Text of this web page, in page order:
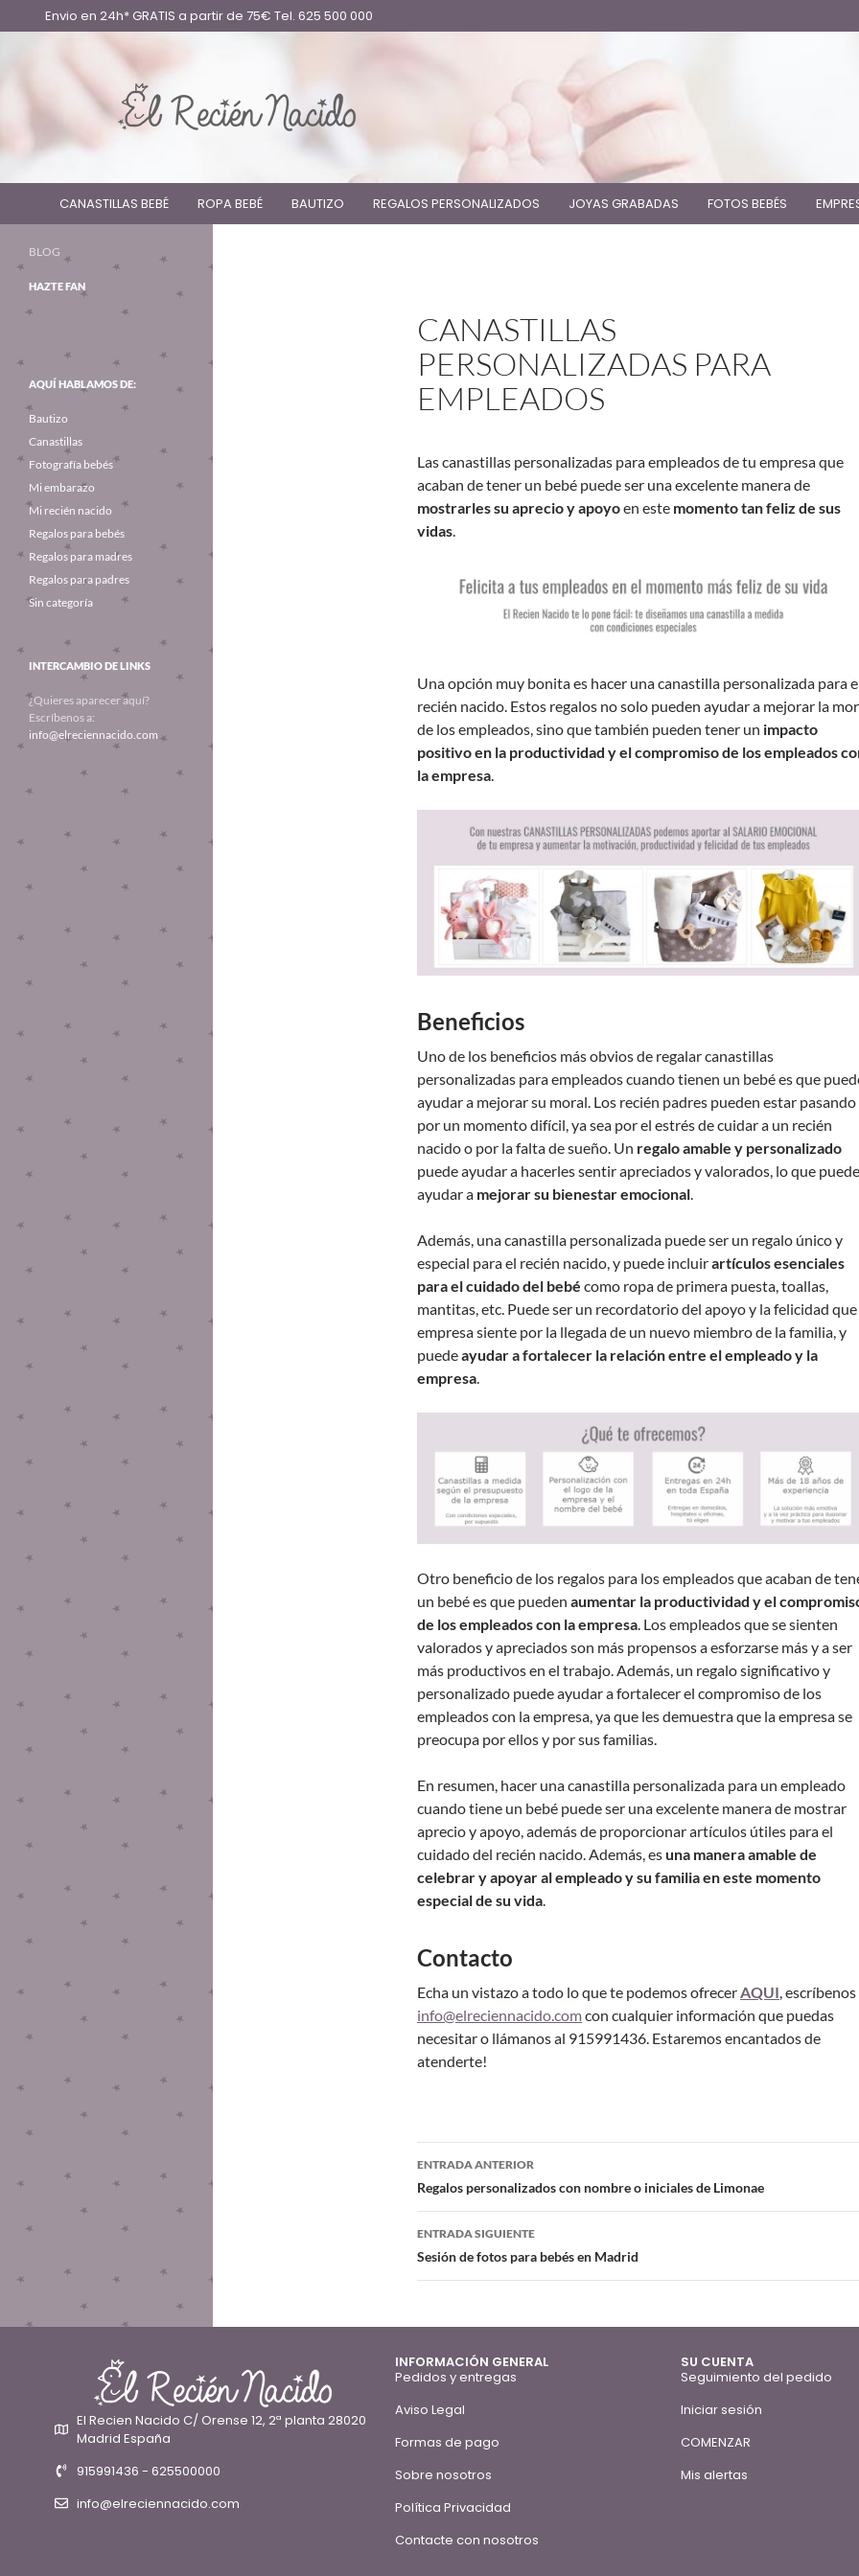
Envio en 24h* GRATIS a partir de 75€ Tel. 625 500 000
CANASTILLAS BEBÉ ROPA BEBÉ BAUTIZO REGALOS PERSONALIZADOS JOYAS GRABADAS FOTOS BEBÉS
CANASTILLAS
PERSONALIZADAS PARA
EMPLEADOS
Las canastillas personalizadas para empleados de tu empresa que
acaban de tener un bebé puede ser una excelente manera de
mostrarles su aprecio y apoyoen este momento tan feliz de sus
vidas.
Una opción muy bonita es hacer una canastilla personalizada para
recién nacido. Estos regalos no solo pueden ayudar a mejorar la
de los empleados, sino que también pueden tener un impacto
positivo en la productividad y el compromiso de los empleados
la empresa.
Beneficios
Uno de los beneficios más obvios de regalar canastillas
personalizadas para empleados cuando tienen un bebé es que
ayudar a mejorar su moral. Los recién padres pueden estar pasando
por un momento difícil, ya sea por el estrés de cuidar a un recién
nacido o por la falta de sueño. Un regalo amable y personalizado
puede ayudar a hacerles sentir apreciados y valorados, lo que puede
ayudar a mejorar su bienestar emocional
Además, una canastilla personalizada puede ser un regalo único y
especial para el recién nacido, y puede incluirartículos esenciales
para el cuidado del bebé como ropa de primera puesta, toallas,
mantitas, etc. Puede ser un recordatorio del apoyo y la felicidad
empresa siente por la llegada de un nuevo miembro de la familia, y
puedeayudar a fortalecer la relación entre el empleado y la
empresa
Otro beneficio de los regalos para los empleados que acaban de
un bebé es que pueden aumentar la productividad y el
de los empleados con la empresa . Los empleados que se sienten
valorados y apreciados son más propensos a esforzarse más y a ser
más productivos en el trabajo. Además, un regalo significativo y
personalizado puede ayudar a fortalecer el compromiso de los
empleados con la empresa, ya que les demuestra que la empresa se
preocupa por ellos y por sus familias.
En resumen, hacer una canastilla personalizada para un empleado
cuando tiene un bebé puede ser una excelente manera de mostrar
aprecio y apoyo, además de proporcionar artículos útiles para el
cuidado del recién nacido. Además, esuna manera amable de
celebrar y apoyar al empleado y su familia en este momento
especial de su vida
Contacto
Echa un vistazo a todo lo que te podemos ofrecer AQUI , escríbenos
info@elreciennacido.comcon cualquier información que puedas
necesitar o llámanos al 915991436. Estaremos encantados de
atenderte!
ENTRADA ANTERIOR
Regalos personalizados con nombre o iniciales de Limonae
ENTRADA SIGUIENTE
Sesión de fotos para bebés en Madrid
BLOG
HAZTE FAN
AQUÍ HABLAMOS DE:
Bautizo
Canastillas
Fotografía bebés
Mi embarazo
Mi recién nacido
Regalos para bebés
Regalos para madres
Regalos para padres
Sin categoría
INTERCAMBIO DE LINKS
¿Quieres aparecer aquí?
Escríbenos a:
info@elreciennacido.com
El Recien Nacido C/ Orense 12, 2ª planta 28020
Madrid España
915991436 - 625500000
info@elreciennacido.com
INFORMACIÓN GENERAL
Pedidos y entregas
Aviso Legal
Formas de pago
Sobre nosotros
Política Privacidad
Contacte con nosotros
SU CUENTA
Seguimiento del pedido
Iniciar sesión
COMENZAR
Mis alertas